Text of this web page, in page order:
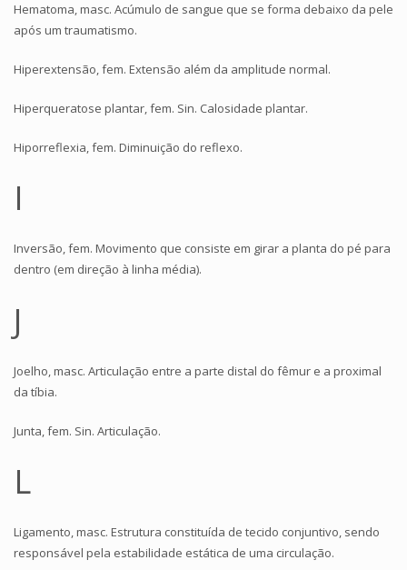
Hematoma, masc. Acúmulo de sangue que se forma debaixo da pele
após um traumatismo.
Hiperextensão, fem. Extensão além da amplitude normal.
Hiperqueratose plantar, fem. Sin. Calosidade plantar.
Hiporreflexia, fem. Diminuição do reflexo.
I
Inversão, fem. Movimento que consiste em girar a planta do pé para
dentro (em direção à linha média).
J
Joelho, masc. Articulação entre a parte distal do fêmur e a proximal
da tíbia.
Junta, fem. Sin. Articulação.
L
Ligamento, masc. Estrutura constituída de tecido conjuntivo, sendo
responsável pela estabilidade estática de uma circulação.